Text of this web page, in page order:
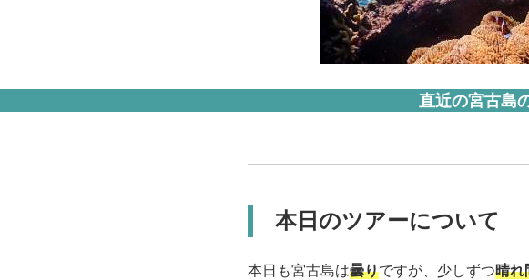
直近の宮古島
本日のツアーについて
本日も宮古島は曇りですが、少しずつ晴れ